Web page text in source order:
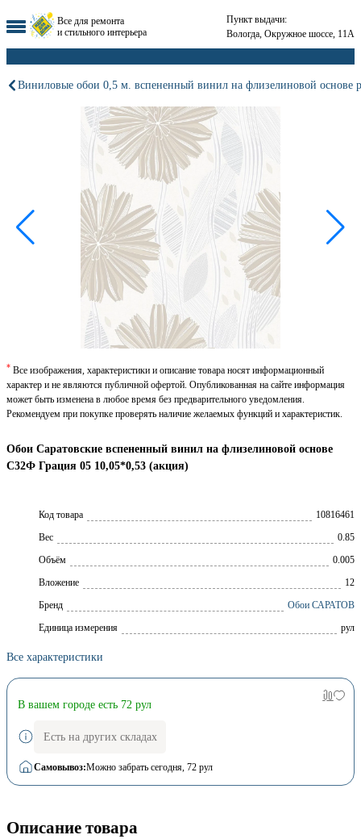
Все для ремонта
и стильного интерьера
Пункт выдачи:
Вологда, Окружное шоссе, 11А
Виниловые обои 0,5 м. вспененный винил на флизелиновой основе
Обои Саратовские вспененный винил на флизелиновой основе
С32Ф Грация 05 10,05*0,53 (акция)
Код товара
10816461
Вес
0.85
Объём
0.005
Вложение
12
Брeнд
Обои САРАТОВ
Единица измерения
рул
Все характеристики
* Все изображения, характеристики и описание товара носят информационный
характер и не являются публичной офертой. Опубликованная на сайте информация
может быть изменена в любое время без предварительного уведомления.
Рекомендуем при покупке проверять наличие желаемых функций и характеристик.
В вашем городе есть 72 рул
Есть на других складах
Самовывоз:Можно забрать сегодня, 72 рул
Описание товара